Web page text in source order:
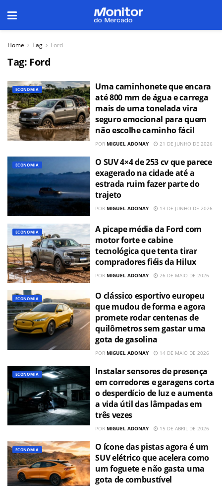
Home Tag Ford
Tag: Ford
ECONOMIA
Uma caminhonete que encara
até 800 mm de água e carrega
mais de uma tonelada vira
seguro emocional para quem
não escolhe caminho fácil
POR MIGUEL ADONAY 21 DE JUNHO DE 2026
ECONOMIA
O SUV 4×4 de 253 cv que parece
exagerado na cidade até a
estrada ruim fazer parte do
trajeto
POR MIGUEL ADONAY 13 DE JUNHO DE 2026
ECONOMIA
A picape média da Ford com
motor forte e cabine
tecnológica que tenta tirar
compradores fiéis da Hilux
POR MIGUEL ADONAY 26 DE MAIO DE 2026
ECONOMIA
O clássico esportivo europeu
que mudou de forma e agora
promete rodar centenas de
quilômetros sem gastar uma
gota de gasolina
POR MIGUEL ADONAY 14 DE MAIO DE 2026
ECONOMIA
Instalar sensores de presença
em corredores e garagens corta
o desperdício de luz e aumenta
a vida útil das lâmpadas em
três vezes
POR MIGUEL ADONAY 15 DE ABRIL DE 2026
ECONOMIA
O ícone das pistas agora é um
SUV elétrico que acelera como
um foguete e não gasta uma
gota de combustível